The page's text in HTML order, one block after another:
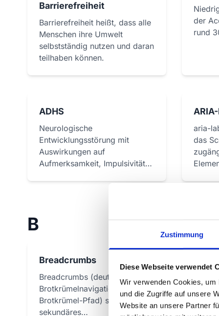
Zustimmung
Diese Webseite verwendet
Wir verwenden Cookies,
und die Zugriffe auf unsere
Website an unsere Partner
Barrierefreiheit
Barrierefreiheit heißt, dass alle
Menschen ihre Umwelt
selbstständig nutzen und daran
teilhaben können.
der
rund
ADHS
Neurologische
Entwicklungsstörung mit
Auswirkungen auf
Aufmerksamkeit, Impulsivität
aria-
das
B
Breadcrumbs
Breadcrumbs (deutsch:
Brotkrümelnavigation oder
Brotkrümel-Pfad) sind ein
sekundäres
bei